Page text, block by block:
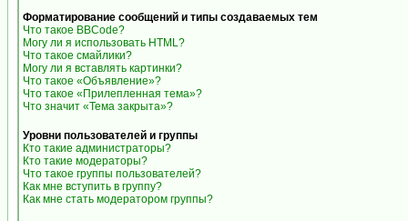
Форматирование сообщений и типы создаваемых тем
Что такое BBCode?
Могу ли я использовать HTML?
Что такое смайлики?
Могу ли я вставлять картинки?
Что такое «Объявление»?
Что такое «Прилепленная тема»?
Что значит «Тема закрыта»?
Уровни пользователей и группы
Кто такие администраторы?
Кто такие модераторы?
Что такое группы пользователей?
Как мне вступить в группу?
Как мне стать модератором группы?